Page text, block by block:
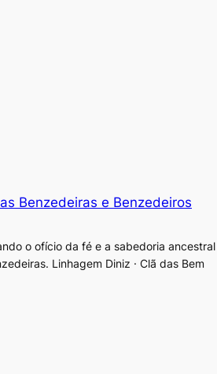
Benzedeiras e Benzedeiros
o ofício da fé e a sabedoria ancestral
Linhagem Diniz · Clã das Bem